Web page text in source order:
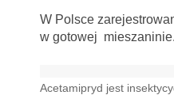
W Polsce
w gotowej mieszaninie.
Acetamipryd jest